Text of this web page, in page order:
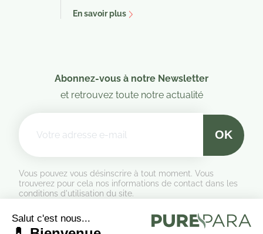
En savoir plus
Abonnez-vous à notre Newsletter
et retrouvez toute notre actualité
Vous pouvez vous désinscrire à tout moment. Vous
trouverez pour cela nos informations de contact dans les
conditions d'utilisation du site.